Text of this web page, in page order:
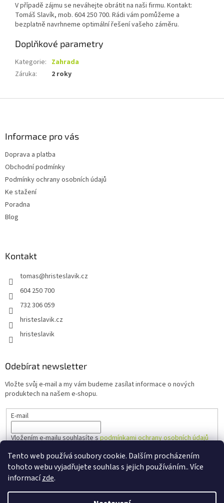
Tento web používá soubory cookie. Dalším procházením
tohoto webu vyjadřujete souhlas s jejich používáním.. Více
informacízde.
V případě zájmu se neváhejte obrátit na naši firmu. Kontakt:
Tomáš Slavík, mob. 604 250 700. Rádi vám pomůžeme a
bezplatně navrhneme optimální řešení vašeho záměru.
Doplňkové parametry
Kategorie: Zahrada
Záruka: 2 roky
Informace pro vás
Doprava a platba
Obchodní podmínky
Podmínky ochrany osobních údajů
Ke stažení
Poradna
Blog
Kontakt
tomas@hristeslavik.cz
604 250 700
732 306 059
hristeslavik.cz
hristeslavik
Odebírat newsletter
Vložte svůj e-mail a my vám budeme zasílat informace o nových
produktech na našem e-shopu.
E-mail
Vložením e-mailu souhlasíte spodmínkami ochrany osobních údajů
PŘIHLÁSIT SE